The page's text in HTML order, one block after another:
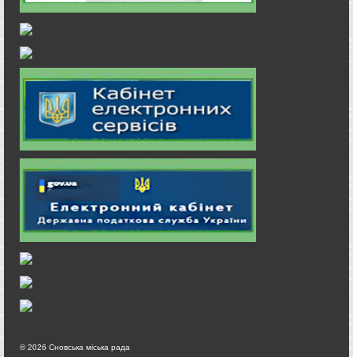
© 2026 Сновська міська рада